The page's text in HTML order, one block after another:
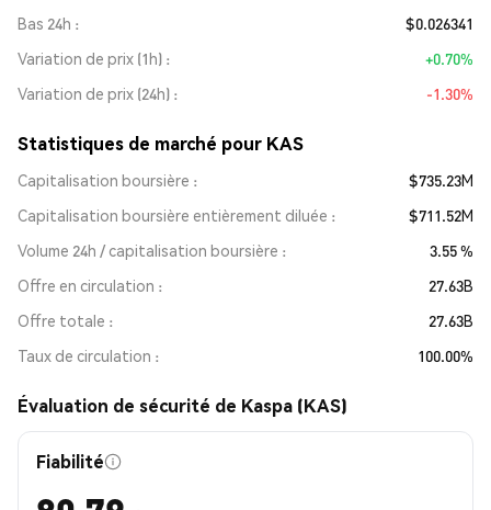
Bas 24h
$0.026341
Variation de prix (1h)
+0.70%
Variation de prix (24h)
-1.30%
Statistiques de marché pour KAS
Capitalisation boursière
$735.23M
Capitalisation boursière entièrement diluée
$711.52M
Volume 24h / capitalisation boursière
3.55 %
Offre en circulation
27.63B
Offre totale
27.63B
Taux de circulation
100.00%
Évaluation de sécurité de Kaspa (KAS)
Fiabilité